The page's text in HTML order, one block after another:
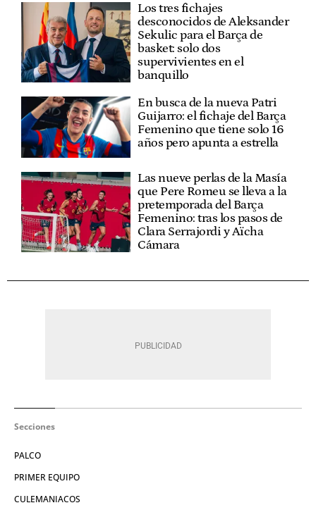
Los tres fichajes
desconocidos de Aleksander
Sekulic para el Barça de
basket: solo dos
supervivientes en el
banquillo
En busca de la nueva Patri
Guijarro: el fichaje del Barça
Femenino que tiene solo 16
años pero apunta a estrella
Las nueve perlas de la Masía
que Pere Romeu se lleva a la
pretemporada del Barça
Femenino: tras los pasos de
Clara Serrajordi y Aïcha
Cámara
Secciones
PALCO
PRIMER EQUIPO
CULEMANIACOS